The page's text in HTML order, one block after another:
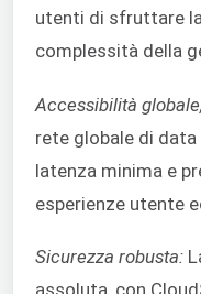
utenti di sfruttare
complessità della
Accessibilità
rete globale di data
latenza minima e
esperienze utente
Sicurezza robusta: